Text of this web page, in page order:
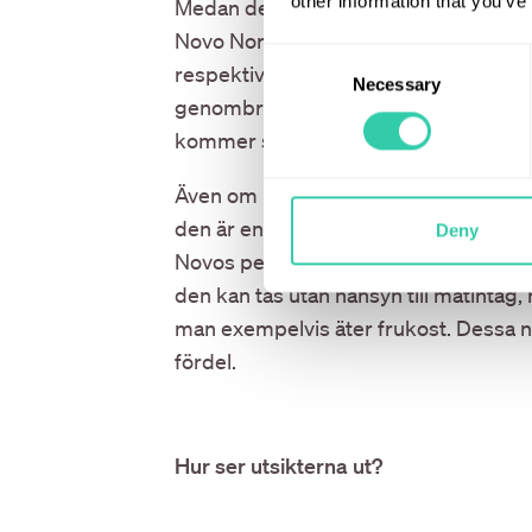
Necessary
Deny
Medan de befintliga preparaten
Novo Nordisk och Eli Lilly vara nära
respektive oralt semaglutid.
genombrott, särskilt för patienter
kommer sprutorna finnas kvar för de
Även om bolagens erbjudanden är
den är en ”liten molekyl” och kan
Novos peptid som är mer komplex.
den kan tas utan hänsyn till
man exempelvis äter frukost. Dessa
fördel.
Hur ser utsikterna ut?